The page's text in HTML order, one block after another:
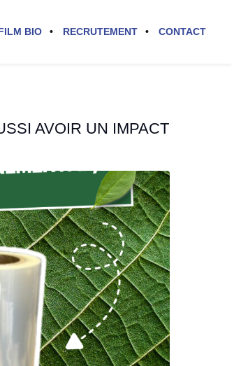
BIO RECRUTEMENT CONTACT
AVOIR UN IMPACT